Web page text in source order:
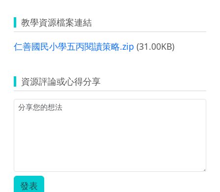
教學資源檔案連結
仁善國民小學五丙閱讀策略.zip (31.00KB)
資源評論或心得分享
發表